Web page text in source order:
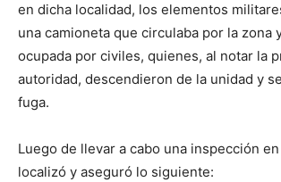
en dicha localidad, los elementos
una camioneta que circulaba por la zona
ocupada por civiles, quienes, al notar la
autoridad, descendieron de la unidad y
fuga.
Luego de llevar a cabo una inspección
localizó y aseguró lo siguiente: